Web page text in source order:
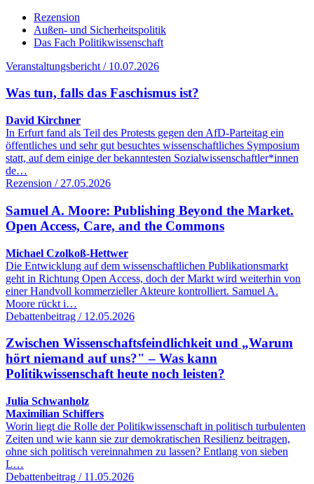
Rezension
Außen- und Sicherheitspolitik
Das Fach Politikwissenschaft
Veranstaltungsbericht / 10.07.2026
Was tun, falls das Faschismus ist?
David Kirchner
In Erfurt fand als Teil des Protests gegen den AfD-Parteitag ein
öffentliches und sehr gut besuchtes wissenschaftliches Symposium
statt, auf dem einige der bekanntesten Sozialwissenschaftler*innen
de…
Rezension / 27.05.2026
Samuel A. Moore: Publishing Beyond the Market.
Open Access, Care, and the Commons
Michael Czolkoß-Hettwer
Die Entwicklung auf dem wissenschaftlichen Publikationsmarkt
geht in Richtung Open Access, doch der Markt wird weiterhin von
einer Handvoll kommerzieller Akteure kontrolliert. Samuel A.
Moore rückt i…
Debattenbeitrag / 12.05.2026
Zwischen Wissenschaftsfeindlichkeit und „Warum
hört niemand auf uns?" – Was kann
Politikwissenschaft heute noch leisten?
Julia Schwanholz
Maximilian Schiffers
Worin liegt die Rolle der Politikwissenschaft in politisch turbulenten
Zeiten und wie kann sie zur demokratischen Resilienz beitragen,
ohne sich politisch vereinnahmen zu lassen? Entlang von sieben
L…
Debattenbeitrag / 11.05.2026